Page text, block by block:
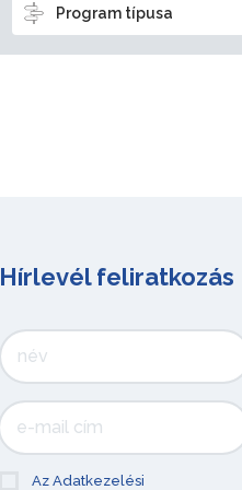
Program típusa
Hírlevél feliratkozás
Az Adatkezelési